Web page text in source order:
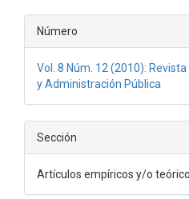
Número
Vol. 8 Núm. 12 (2010):
y Administración Pública
Sección
Artículos empíricos y/o